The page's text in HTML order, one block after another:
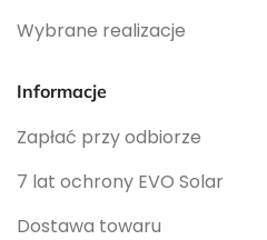
Wybrane realizacje
Informacje
Zapłać przy odbiorze
7 lat ochrony EVO Solar
Dostawa towaru